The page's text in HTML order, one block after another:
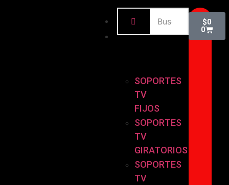
INICIO
BASES
SOPORTES
TV
FIJOS
SOPORTES
TV
GIRATORIOS
SOPORTES
TV
$0
0